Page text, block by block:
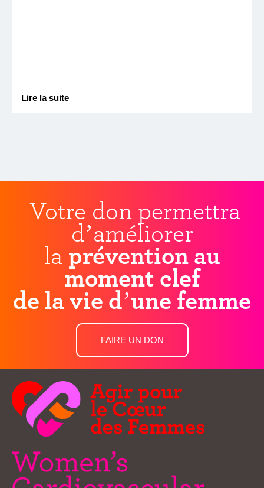
Lire la suite
Votre don permettra
d’améliorer
la prévention au
moment clef
de la vie d’une femme
FAIRE UN DON